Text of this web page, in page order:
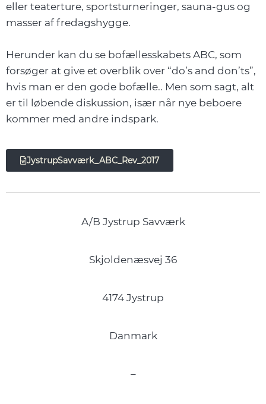
eller teaterture, sportsturneringer, sauna-gus og
masser af fredagshygge.
Herunder kan du se bofællesskabets ABC, som
forsøger at give et overblik over “do’s and don’ts”,
hvis man er den gode bofælle.. Men som sagt, alt
er til løbende diskussion, især når nye beboere
kommer med andre indspark.
JystrupSavværk_ABC_Rev_2017
A/B Jystrup Savværk
Skjoldenæsvej 36
4174 Jystrup
Danmark
–